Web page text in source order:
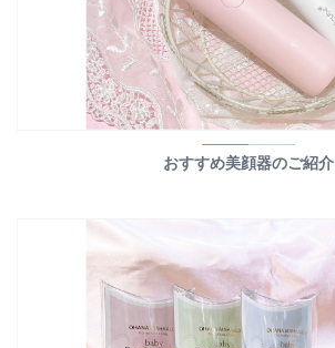
おすすめ美顔器のご紹介